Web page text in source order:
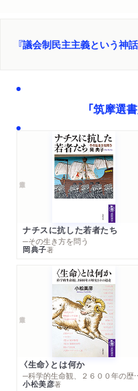
『議会制民主主義という神
「筑摩選
ナチスに抗した若者たち
─その生き方を問う
岡典子著
〈生命〉とは何か
─科学的生命観
小松美彦著